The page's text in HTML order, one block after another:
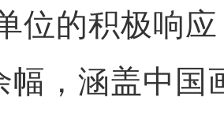
位的积极响
幅，涵盖中国